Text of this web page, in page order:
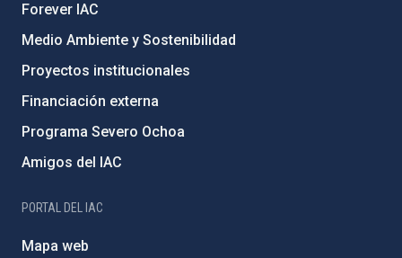
Forever IAC
Medio Ambiente y Sostenibilidad
Proyectos institucionales
Financiación externa
Programa Severo Ochoa
Amigos del IAC
PORTAL DEL IAC
Mapa web